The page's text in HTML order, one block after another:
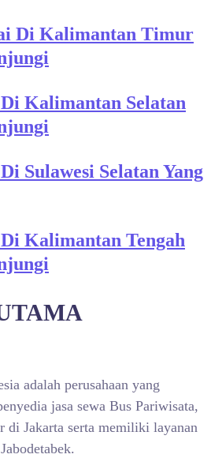
Di Kalimantan Timur
Kalimantan Selatan
Sulawesi Selatan Yang
Kalimantan Tengah
adalah perusahaan yang
jasa sewa Bus Pariwisata,
di Jakarta serta memiliki layanan